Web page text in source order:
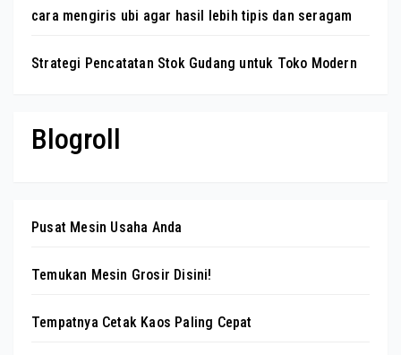
cara mengiris ubi agar hasil lebih tipis dan seragam
Strategi Pencatatan Stok Gudang untuk Toko Modern
Blogroll
Pusat Mesin Usaha Anda
Temukan Mesin Grosir Disini!
Tempatnya Cetak Kaos Paling Cepat